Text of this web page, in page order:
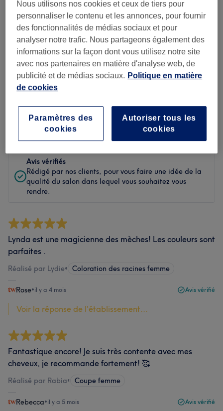
Personnel
Filtrer les avis
beauté
Évaluation Filtrer par évaluation
Avis vérifiés
Rédigé par nos clients, pour vous faire une idée de la
qualité du salon dans lequel vous souhaitez vous
rendre.
Lynda est une magicienne des mèches! Les couleurs sont
parfaites .
Réalisé par Lydie• Coloration des racines femme
Rose•il y a 4 mois Avis vérifié
Voir la réponse de l'établissement...
Fantastique encore! Je suis très contente avec mes
cheveux, je recommande fortement! 🥰
Réalisé par Rabia• Coupe femme
Rebecca•il y a 5 mois Avis vérifié
Nous utilisons nos cookies et ceux de tiers pour
personnaliser le contenu et les annonces, pour fournir
des fonctionnalités de médias sociaux et pour
analyser notre trafic. Nous partageons également des
informations sur la façon dont vous utilisez notre site
avec nos partenaires en matière d'analyse web, de
publicité et de médias sociaux. Politique en matière
de cookies
Autoriser tous les
cookies
Paramètres des
cookies